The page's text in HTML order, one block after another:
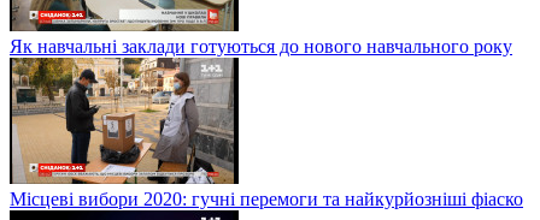
Як навчальні заклади готуються до нового навчального року
Місцеві вибори 2020: гучні перемоги та найкурйозніші фіаско